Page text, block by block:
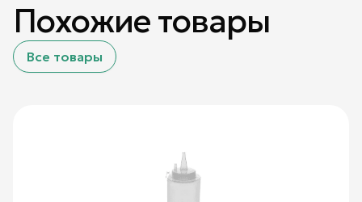
Похожие товары
Все товары